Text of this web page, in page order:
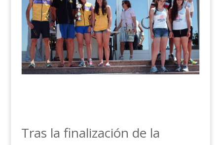
Tras la finalización de la